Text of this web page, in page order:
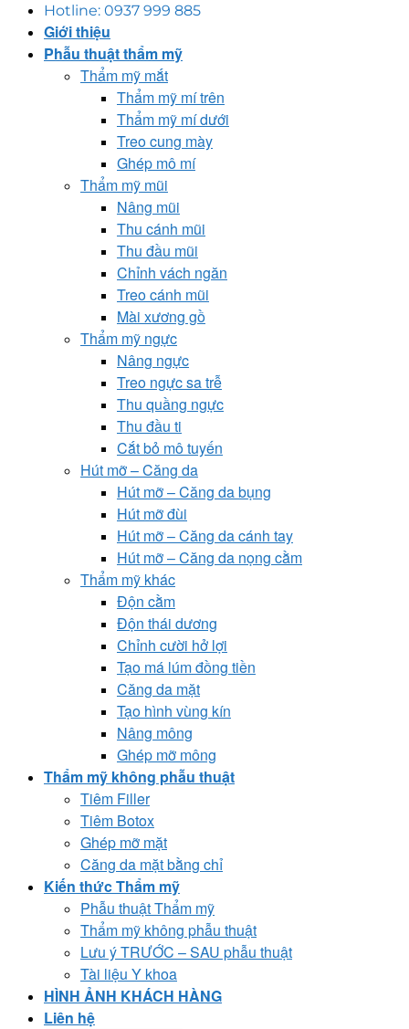
Hotline: 0937 999 885
Giới thiệu
Phẫu thuật thẩm mỹ
Thẩm mỹ mắt
Thẩm mỹ mí trên
Thẩm mỹ mí dưới
Treo cung mày
Ghép mô mí
Thẩm mỹ mũi
Nâng mũi
Thu cánh mũi
Thu đầu mũi
Chỉnh vách ngăn
Treo cánh mũi
Mài xương gồ
Thẩm mỹ ngực
Nâng ngực
Treo ngực sa trễ
Thu quầng ngực
Thu đầu ti
Cắt bỏ mô tuyến
Hút mỡ – Căng da
Hút mỡ – Căng da bụng
Hút mỡ đùi
Hút mỡ – Căng da cánh tay
Hút mỡ – Căng da nọng cằm
Thẩm mỹ khác
Độn cằm
Độn thái dương
Chỉnh cười hở lợi
Tạo má lúm đồng tiền
Căng da mặt
Tạo hình vùng kín
Nâng mông
Ghép mỡ mông
Thẩm mỹ không phẫu thuật
Tiêm Filler
Tiêm Botox
Ghép mỡ mặt
Căng da mặt bằng chỉ
Kiến thức Thẩm mỹ
Phẫu thuật Thẩm mỹ
Thẩm mỹ không phẫu thuật
Lưu ý TRƯỚC – SAU phẫu thuật
Tài liệu Y khoa
HÌNH ẢNH KHÁCH HÀNG
Liên hệ